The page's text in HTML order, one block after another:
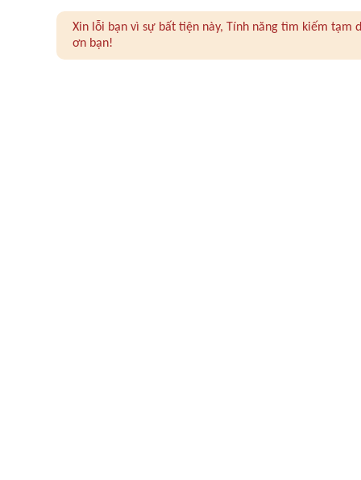
Xin lỗi bạn vì sự bất tiện này, Tính năng tìm kiếm
ơn bạn!